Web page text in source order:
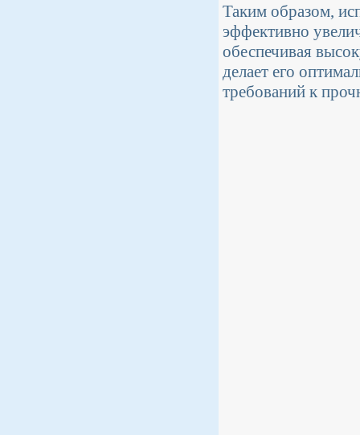
Таким образом,
эффективно
обеспечивая
делает его
требований к